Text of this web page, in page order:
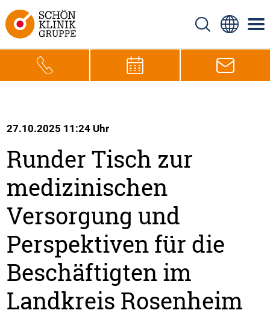
27.10.2025 11:24 Uhr
Runder Tisch zur
medizinischen
Versorgung und
Perspektiven für die
Beschäftigten im
Landkreis Rosenheim